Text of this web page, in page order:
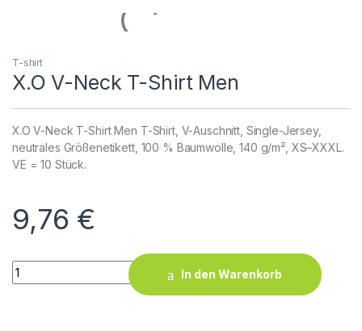
T-shirt
X.O V-Neck T-Shirt Men
X.O V-Neck T-Shirt Men T-Shirt, V-Auschnitt, Single-Jersey,
neutrales Größenetikett, 100 % Baumwolle, 140 g/m², XS–XXXL.
VE = 10 Stück.
9,76 €
X.O V-Neck T-Shirt Men quantity
In den Warenkorb